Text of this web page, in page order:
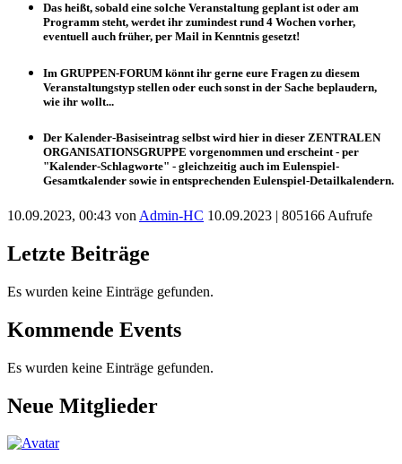
Das heißt, sobald eine solche Veranstaltung geplantist oder am
Programm steht, werdet ihr zumindestrund 4 Wochen vorher,
eventuell auch früher, per Mail in Kenntnis gesetzt!
Im GRUPPEN-FORUM könnt ihr gerne eure Fragen zu diesem
Veranstaltungstyp stellen oder euch sonst in der Sache beplaudern,
wie ihr wollt...
Der Kalender-Basiseintrag selbst wird hier in dieser ZENTRALEN
ORGANISATIONSGRUPPE vorgenommen und erscheint - per
"Kalender-Schlagworte" - gleichzeitig auch im Eulenspiel-
Gesamtkalender sowie in entsprechenden Eulenspiel-Detailkalendern.
10.09.2023, 00:43 von Admin-HC 10.09.2023 | 805166 Aufrufe
Letzte Beiträge
Es wurden keine Einträge gefunden.
Kommende Events
Es wurden keine Einträge gefunden.
Neue Mitglieder